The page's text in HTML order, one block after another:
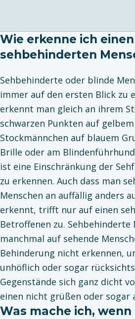
Wie erkenne ich
sehbehinderten
Sehbehinderte oder blinde
immer auf den ersten Blick zu
erkennt man gleich an ihrem
schwarzen Punkten auf
Stockmännchen auf blauem
Brille oder am
ist eine Einschränkung der
zu erkennen. Auch dass man
Menschen an auffällig anders
erkennt, trifft nur auf einen
Betroffenen zu. Sehbehinderte
manchmal auf sehende
Behinderung nicht erkennen,
unhöflich oder sogar
Gegenstände sich ganz dicht
einen nicht grüßen oder sogar
Was mache ich, wenn